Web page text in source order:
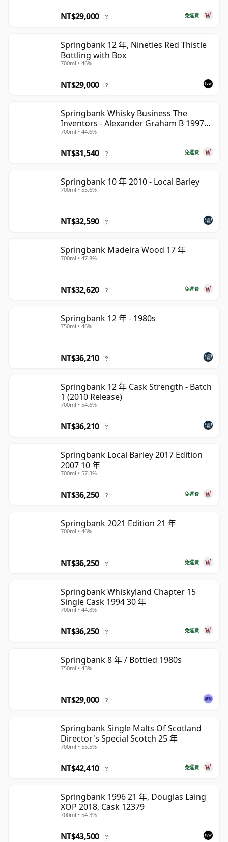
免運費
NT$29,000 ?
Springbank 12 年, Nineties Red Thistle
Bottling with Box
700ml • 46%
NT$29,000 ?
Springbank Whisky Business The
Inventors - Alexander Graham B 1997
28 年
700ml • 44.6%
免運費
NT$31,540 ?
Springbank 10 年 2010 - Local Barley
700ml • 55.6%
NT$32,590 ?
Springbank Madeira Wood 17 年
700ml • 47.8%
免運費
NT$32,620 ?
Springbank 12 年 - 1980s
750ml • 46%
NT$36,210 ?
Springbank 12 年 Cask Strength - Batch
1 (2010 Release)
700ml • 54.6%
NT$36,210 ?
Springbank Local Barley 2017 Edition
2007 10 年
700ml • 57.3%
免運費
NT$36,250 ?
Springbank 2021 Edition 21 年
700ml • 46%
免運費
NT$36,250 ?
Springbank Whiskyland Chapter 15
Single Cask 1994 30 年
700ml • 44.8%
免運費
NT$36,250 ?
Springbank 8 年 / Bottled 1980s
750ml • 43%
NT$29,000 ?
Springbank Single Malts Of Scotland
Director's Special Scotch 25 年
700ml • 55.5%
免運費
NT$42,410 ?
Springbank 1996 21 年, Douglas Laing
XOP 2018, Cask 12379
700ml • 54.3%
NT$43,500 ?